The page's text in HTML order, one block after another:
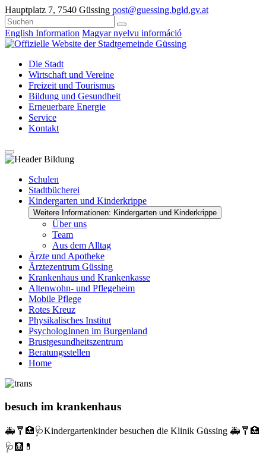
Hauptplatz 7, 7540 Güssing post@guessing.bgld.gv.at
English Information Magyar nyelvu információ
Die Stadt
Wirtschaft und Vereine
Freizeit und Tourismus
Bildung und Gesundheit
Erneuerbare Energie
Service
Kontakt
Schulen
Stadtbücherei
Kindergarten und Kinderkrippe
Weitere Informationen: Kindergarten und Kinderkrippe
Über uns
Team
Aus dem Alltag
Ärzte und Apotheke
Ärztezentrum Güssing
Krankenhaus und Krankenkasse
Altenwohn- und Pflegeheim
Mobile Pflege
Rotes Kreuz
Physikalisches Institut
PsychologInnen im Burgenland
Brustgesundheitszentrum
Beratungsstellen
Home
besuch im krankenhaus
🚑🩼🏥🩺Kindergartenkinder besuchen die Klinik Güssing 🚑🩼🏥
🩺🩻💊